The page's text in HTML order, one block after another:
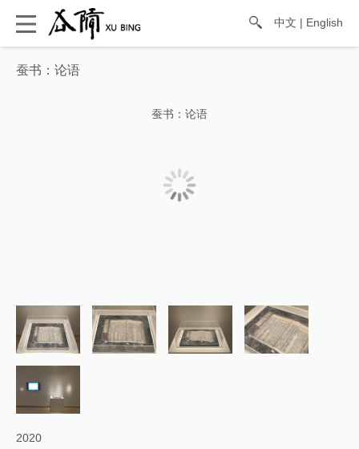
中文 | English
蚕书：论语
蚕书：论语
2020